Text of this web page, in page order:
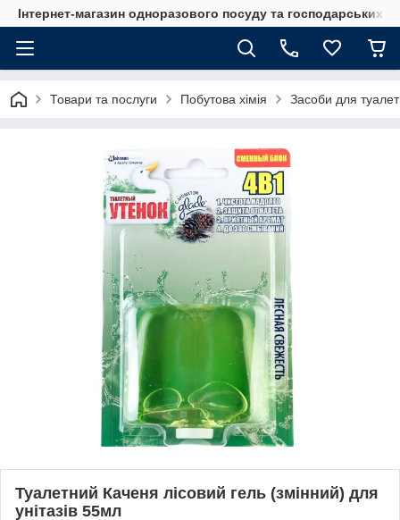
Інтернет-магазин одноразового посуду та господарських
Товари та послуги Побутова хімія Засоби для
Туалетний Каченя лісовий гель (змінний) для
унітазів 55мл